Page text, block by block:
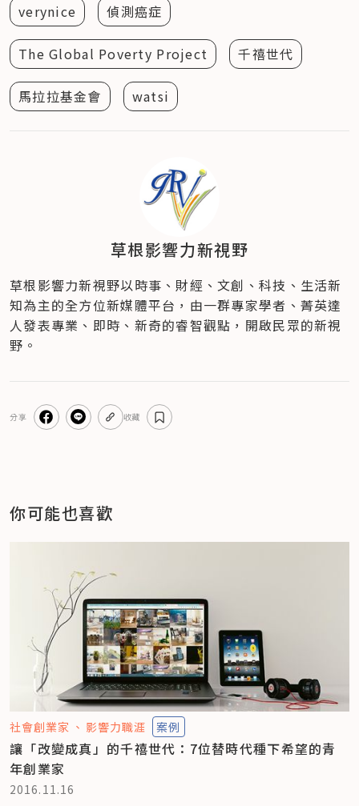
verynice 偵測癌症
The Global Poverty Project 千禧世代
馬拉拉基金會 watsi
草根影響力新視野
草根影響力新視野以時事、財經、文創、科技、生活新
知為主的全方位新媒體平台，由一群專家學者、菁英達
人發表專業、即時、新奇的睿智觀點，開啟民眾的新視
野。
分享 收藏
你可能也喜歡
社會創業家 影響力職涯 案例
讓「改變成真」的千禧世代：7位替時代種下希望的青
年創業家
2016.11.16